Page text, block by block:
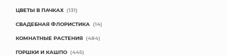
ЦВЕТЫ В ПАЧКАХ (131)
СВАДЕБНАЯ ФЛОРИСТИКА (14)
КОМНАТНЫЕ РАСТЕНИЯ (484)
ГОРШКИ И КАШПО (445)